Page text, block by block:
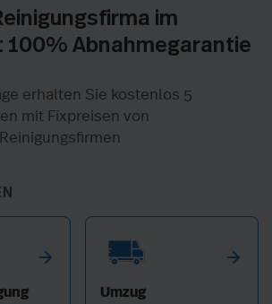
im
100% Abnahmegarantie
erhalten Sie kostenlos 5
mit Fixpreisen von
arrow_forward arrow_forward
Umzug